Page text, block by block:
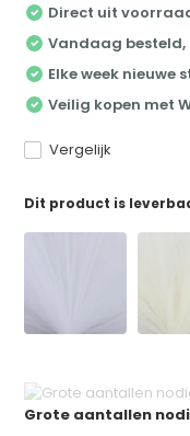
Direct uit
Vandaag besteld,
Elke week nieuwe
Veilig kopen met
Vergelijk
Dit product is
Grote aantallen